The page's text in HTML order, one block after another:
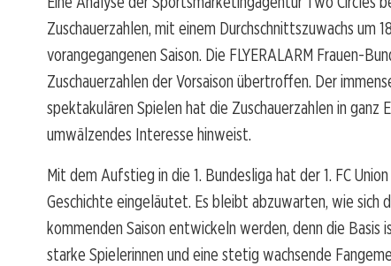
Zuschauerzahlen, mit einem Durchschnittszuwachs um
vorangegangenen Saison. Die FLYERALARM Frauen-
Zuschauerzahlen der Vorsaison übertroffen. Der
spektakulären Spielen hat die Zuschauerzahlen in ganz
umwälzendes Interesse hinweist.
Mit dem Aufstieg in die 1. Bundesliga hat der 1. FC
Geschichte eingeläutet. Es bleibt abzuwarten, wie sich
kommenden Saison entwickeln werden, denn die Basis
starke Spielerinnen und eine stetig wachsende